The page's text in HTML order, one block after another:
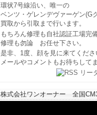
環状7号線沿い、唯一の
ベンツ・ゲレンデヴァーゲン(G
買取から引取まで行います。
もちろん修理も自社認証工場完
修理も勿論 お任せ下さい。
是非、1度、顔を見に来てくださ
メールやコメントもお待ちして
株式会社ワンオーナー 全国